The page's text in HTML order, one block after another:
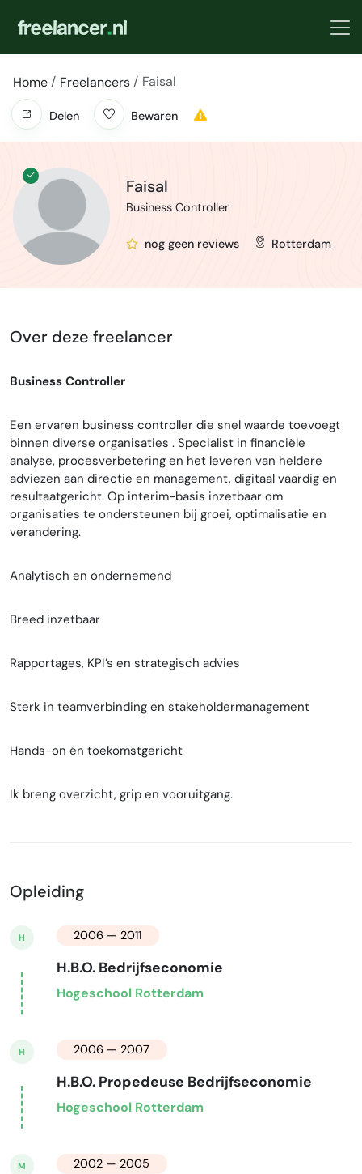
Home Freelancers Faisal
Delen Bewaren
Faisal
Business Controller
nog geen reviews Rotterdam
Over deze freelancer
Business Controller
Een ervaren business controller die snel waarde toevoegt
binnen diverse organisaties . Specialist in financiële
analyse, procesverbetering en het leveren van heldere
adviezen aan directie en management, digitaal vaardig en
resultaatgericht. Op interim-basis inzetbaar om
organisaties te ondersteunen bij groei, optimalisatie en
verandering.
Analytisch en ondernemend
Breed inzetbaar
Rapportages, KPI’s en strategisch advies
Sterk in teamverbinding en stakeholdermanagement
Hands-on én toekomstgericht
Ik breng overzicht, grip en vooruitgang.
Opleiding
H 2006 — 2011
H.B.O. Bedrijfseconomie
Hogeschool Rotterdam
H 2006 — 2007
H.B.O. Propedeuse Bedrijfseconomie
Hogeschool Rotterdam
M 2002 — 2005